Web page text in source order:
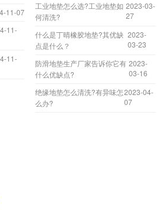
11-07
11-
11-
工业地垫怎么选?工业地垫如
何清洗?
2023-03-
27
什么是丁晴橡胶地垫?其优缺
点是什么？
2023-
03-23
防滑地垫生产厂家告诉你它有
什么优缺点?
2023-
03-16
绝缘地垫怎么清洗?有异味怎
么办?
2023-04-
07